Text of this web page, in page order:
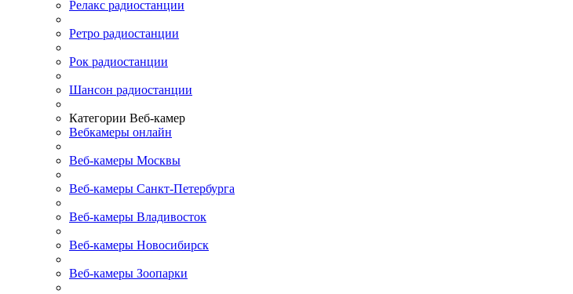
Релакс радиостанции
Ретро радиостанции
Рок радиостанции
Шансон радиостанции
Категории Веб-камер
Вебкамеры онлайн
Веб-камеры Москвы
Веб-камеры Санкт-Петербурга
Веб-камеры Владивосток
Веб-камеры Новосибирск
Веб-камеры Зоопарки